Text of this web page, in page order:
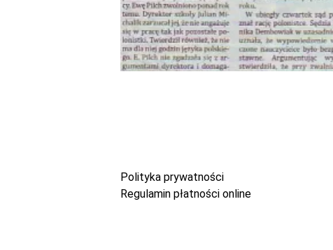
Polityka prywatności
Regulamin płatności online